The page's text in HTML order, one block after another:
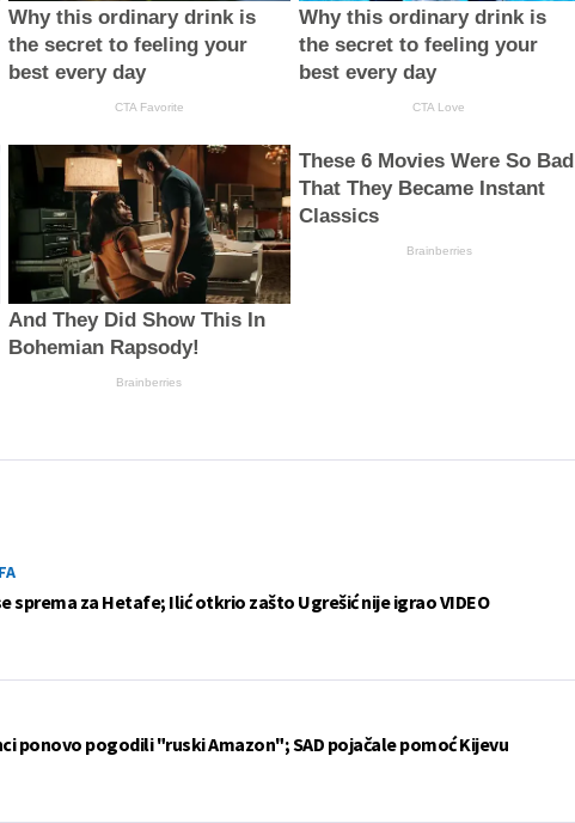
Why this ordinary drink is
the secret to feeling your
best every day
CTA Favorite
Why this ordinary drink is
the secret to feeling your
best every day
CTA Love
And They Did Show This In
Bohemian Rapsody!
Brainberries
These 6 Movies Were So Bad
That They Became Instant
Classics
Brainberries
sprema za Hetafe; Ilić otkrio zašto Ugrešić nije igrao VIDEO
ponovo pogodili "ruski Amazon"; SAD pojačale pomoć Kijevu